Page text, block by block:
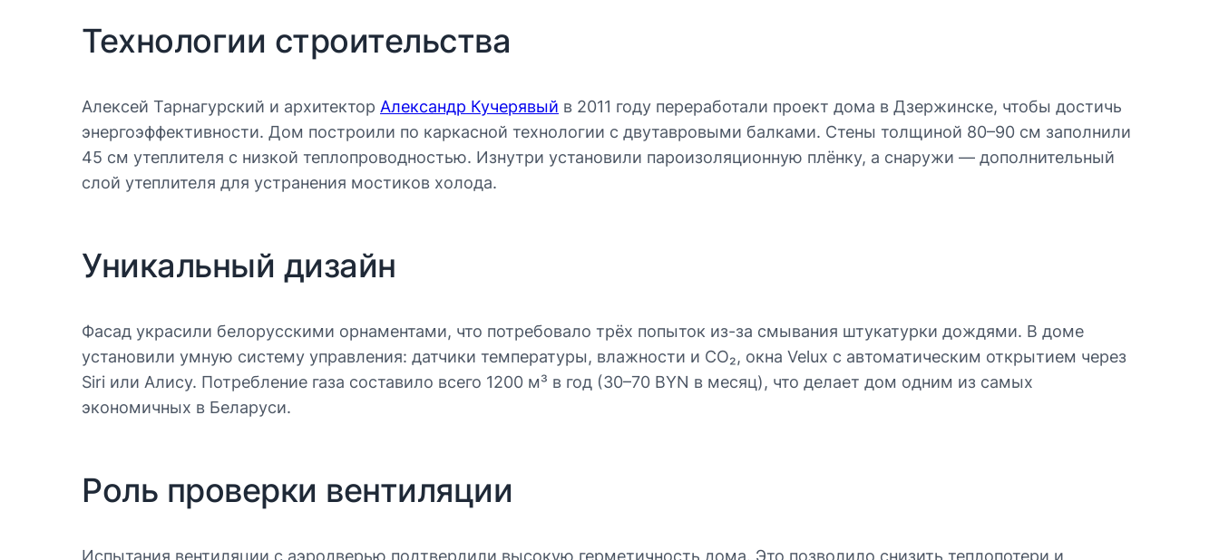
Технологии строительства
Алексей Тарнагурский и архитектор Александр Кучерявый в 2011 году переработали проект дома в Дзержинске, чтобы достичь
энергоэффективности. Дом построили по каркасной технологии с двутавровыми балками. Стены толщиной 80–90 см заполнили
45 см утеплителя с низкой теплопроводностью. Изнутри установили пароизоляционную плёнку, а снаружи — дополнительный
слой утеплителя для устранения мостиков холода.
Уникальный дизайн
Фасад украсили белорусскими орнаментами, что потребовало трёх попыток из-за смывания штукатурки дождями. В доме
установили умную систему управления: датчики температуры, влажности и CO₂, окна Velux с автоматическим открытием через
Siri или Алису. Потребление газа составило всего 1200 м³ в год (30–70 BYN в месяц), что делает дом одним из самых
экономичных в Беларуси.
Роль проверки вентиляции
Испытания вентиляции с аэродверью подтвердили высокую герметичность дома. Это позволило снизить теплопотери и